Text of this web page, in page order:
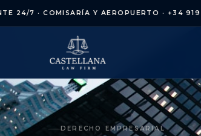
7 · COMISARÍA Y AEROPUERTO · +34 919 933
DERECHO EMPRESARIAL